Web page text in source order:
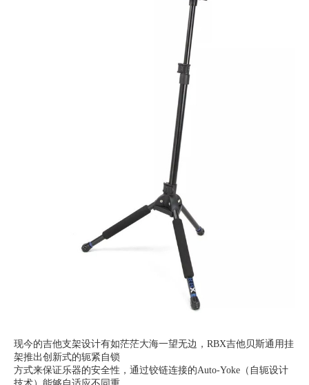
现今的吉他支架设计有如茫茫大海一望无边，RBX吉他贝斯通用挂
架推出创新式的轭紧自锁
方式来保证乐器的安全性，通过铰链连接的Auto-Yoke（自轭设计